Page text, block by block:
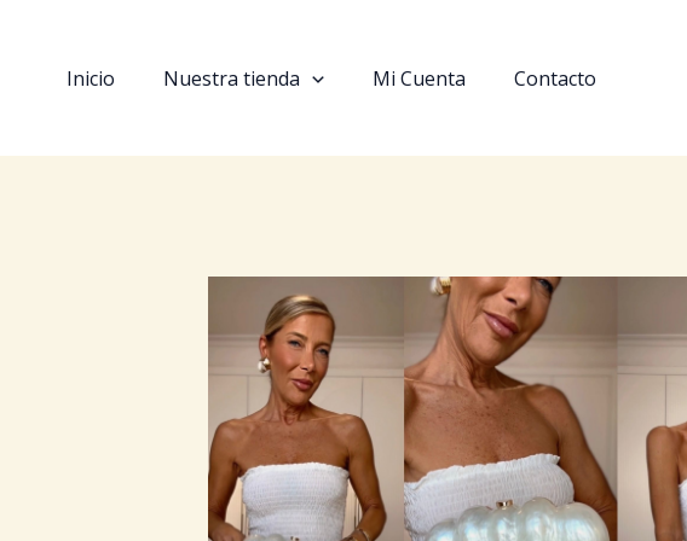
contenidoInicio Nuestra tienda Mi Cuenta Contacto